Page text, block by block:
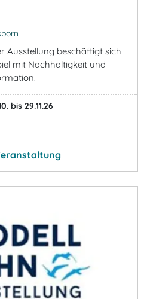
Ausstellung beschäftigt sich
mit Nachhaltigkeit und
bis 29.11.26